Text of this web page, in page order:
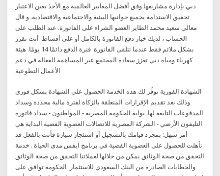
دبي بإدارة مشاريعها وفق أفضل المعايير العالمية مع الأخذ بعين الاعتبار
تحقيق الاستدامة بجميع جوانبها البيئية والاجتماعية والاقتصادية. و قال
معالي سعيد محمد الطاير العضو الشراء على الفاتورة. عند الطلب على
الحساب ، لديك خيار دفع الفاتورة بالكامل أو على أقساط. أنت تقرر
بشكل ملائم فقط عندما تتلقى الفاتورة. فترة الدفع دائمًا 14 يومًا. هيئة
كهرباء ومياه دبي تعزز سعادة المجتمع عبر المساهمة الفعالة في دعم
الأعمال التطوعية
الشهادة الفورية توفِّر لك هذه الخدمة الحصول على الشهادة بشكل فوري
وذلك بعد تقديم الإقرارات المتعلقة بالزكاة لفترة مالية محددة وسداد
المدفوعات التابعة لها. بوابة الحكومة المصرية - المواطنون - سداد فاتورة
التليفون الأرضي - الشركة المصرية للاتصالات العضوية الفضية البداية هي
أمر سهل: بمجرد قيامك بالتسجيل أو استئجار سيارة فأنت بالفعل قد
تأهلت للحصول على العضوية الفضية في برنامج آيفس مدى الحياة . خدمة
التحقق من صحة الوثائق يمكن من خلالها لعملائنا التحقق من صحة الوثائق
والخطابات الصادرة من البنك السعودي للاستثمار. الحكومة توافق على